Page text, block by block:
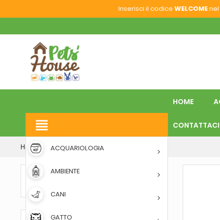
Inserisci il codice WELCOMEnel
HOME
CONTATTACI
view_headline
ACQUARIOLOGIA
AMBIENTE
CANI
GATTO
Home GATTO INTEGRATORI PER GATTI